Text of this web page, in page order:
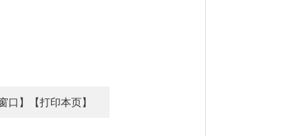
口】 【打印本页】